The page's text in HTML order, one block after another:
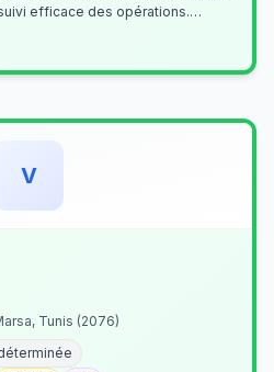
efficace des opérations.
V
Tunis (2076)